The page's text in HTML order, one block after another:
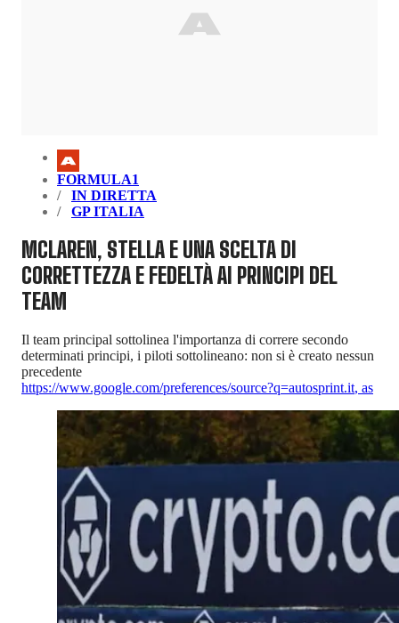
FORMULA1
IN DIRETTA
GP ITALIA
MCLAREN, STELLA E UNA SCELTA DI
CORRETTEZZA E FEDELTÀ AI PRINCIPI DEL
TEAM
Il team principal sottolinea l'importanza di correre secondo
determinati principi, i piloti sottolineano: non si è creato nessun
precedente
https://www.google.com/preferences/source?q=autosprint.it, as